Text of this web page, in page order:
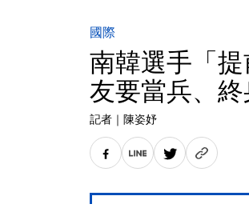
國際
南韓選手「
友要當兵、
記者 ｜ 陳姿妤